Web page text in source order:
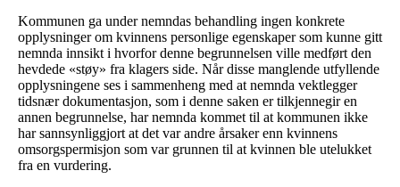
Kommunen ga under nemndas behandling ingen konkrete
opplysninger om kvinnens personlige egenskaper som kunne gitt
nemnda innsikt i hvorfor denne begrunnelsen ville medført den
hevdede «støy» fra klagers side. Når disse manglende utfyllende
opplysningene ses i sammenheng med at nemnda vektlegger
tidsnær dokumentasjon, som i denne saken er tilkjennegir en
annen begrunnelse, har nemnda kommet til at kommunen ikke
har sannsynliggjort at det var andre årsaker enn kvinnens
omsorgspermisjon som var grunnen til at kvinnen ble utelukket
fra en vurdering.